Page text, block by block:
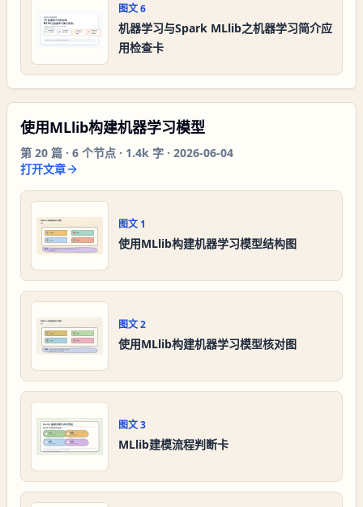
图文6
机器学习与Spark MLlib之机器学习简介应
用检查卡
使用MLlib构建机器学习模型
第 20 篇 · 6 个节点 · 1.4k 字 · 2026-06-04
打开文章
图文 1
使用MLlib构建机器学习模型结构图
图文2
使用MLlib构建机器学习模型核对图
图文3
MLlib建模流程判断卡